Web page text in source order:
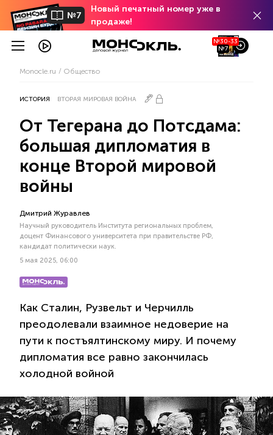
№7
Новый печатный номер уже в
продаже!
№30-33
№7
Monocle.ru Общество
ИСТОРИЯ ВТОРАЯ МИРОВАЯ ВОЙНА
От Тегерана до Потсдама:
большая дипломатия в
конце Второй мировой
войны
Дмитрий Журавлев
Научный руководитель Института региональных проблем,
доцент Финансового университета при правительстве РФ,
кандидат политически наук.
5 мая 2025, 06:00
Как Сталин, Рузвельт и Черчилль
преодолевали взаимное недоверие на
пути к постъялтинскому миру. И почему
дипломатия все равно закончилась
холодной войной